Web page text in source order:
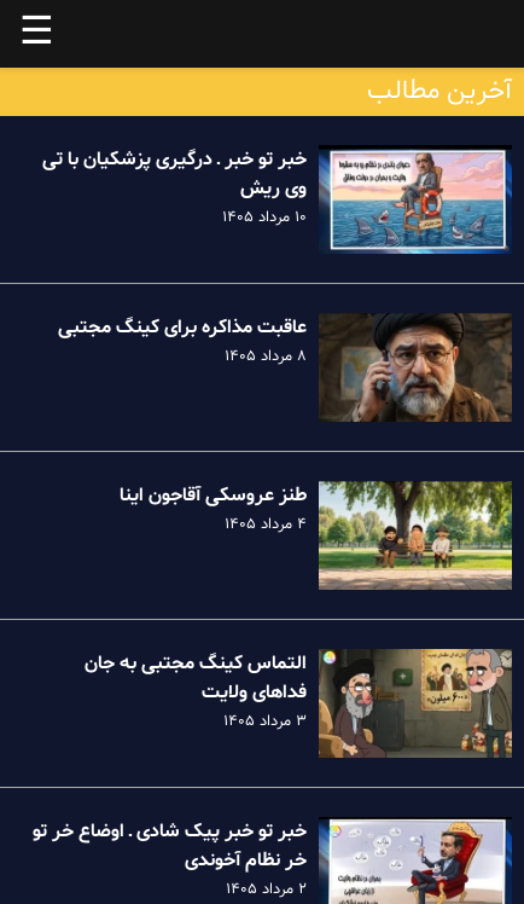
☰
آخرین مطالب
خبر تو خبر ـ درگیری پزشکیان با تی
وی ریش
۱۰ مرداد ۱۴۰۵
عاقبت مذاکره برای کینگ مجتبی
۸ مرداد ۱۴۰۵
طنز عروسکی آقاجون اینا
۴ مرداد ۱۴۰۵
التماس کینگ مجتبی به جان
فداهای ولایت
۳ مرداد ۱۴۰۵
خبر تو خبر پیک شادی ـ اوضاع خر تو
خر نظام آخوندی
۲ مرداد ۱۴۰۵